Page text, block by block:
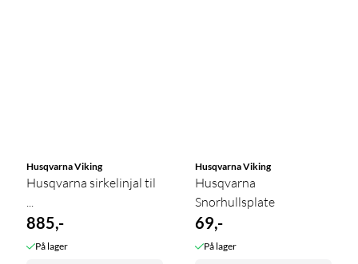
Husqvarna Viking
Husqvarna sirkelinjal til
885,-
På lager
Husqvarna Viking
Husqvarna
Snorhullsplate
69,-
På lager